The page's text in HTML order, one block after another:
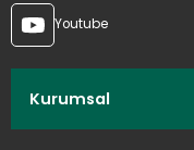
Youtube
Kurumsal